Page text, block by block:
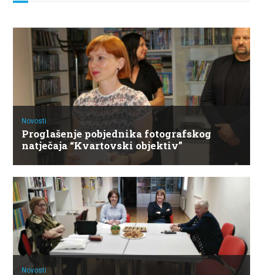
Novosti
Proglašenje pobjednika fotografskog
natječaja “Kvartovski objektiv”
Novosti